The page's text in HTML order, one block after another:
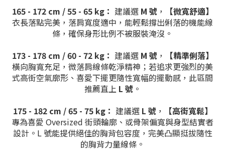
165 - 172 cm / 55 - 65 kg： 建議選 M 號，
【微寬舒適】
衣長落點完美，落肩寬度適中，能輕鬆撐出俐落的機能線
條，確保身形比例不被服裝淹沒。
173 - 178 cm / 60 - 72 kg： 建議選 M 號，
【精準俐落】
橫向胸寬充足，微落肩線條乾淨精神；若追求更強烈的美
式高街空氣廓形、喜愛下擺更隨性寬幅的擺動感，此區間
推薦直上 L 號。
175 - 182 cm / 65 - 75 kg： 建議選 L 號，
【高街寬鬆】
專為喜愛 Oversized 街頭輪廓、或骨架偏寬與身型結實者
設計。L 號能提供絕佳的胸背包容度，完美凸顯挺拔隨性
的胸背力量線條。